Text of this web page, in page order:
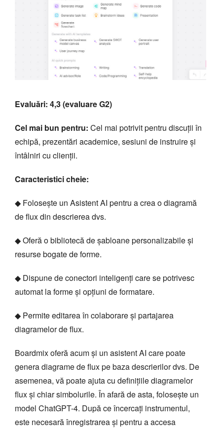
Evaluări: 4,3 (evaluare G2)
Cel mai bun pentru: Cel mai potrivit pentru discuții în
echipă, prezentări academice, sesiuni de instruire și
întâlniri cu clienții.
Caracteristici cheie:
◆ Folosește un Asistent AI pentru a crea o diagramă
de flux din descrierea dvs.
◆ Oferă o bibliotecă de șabloane personalizabile și
resurse bogate de forme.
◆ Dispune de conectori inteligenți care se potrivesc
automat la forme și opțiuni de formatare.
◆ Permite editarea în colaborare și partajarea
diagramelor de flux.
Boardmix oferă acum și un asistent AI care poate
genera diagrame de flux pe baza descrierilor dvs. De
asemenea, vă poate ajuta cu definițiile diagramelor
flux și chiar simbolurile. În afară de asta, folosește un
model ChatGPT-4. După ce încercați instrumentul,
este necesară înregistrarea și pentru a accesa